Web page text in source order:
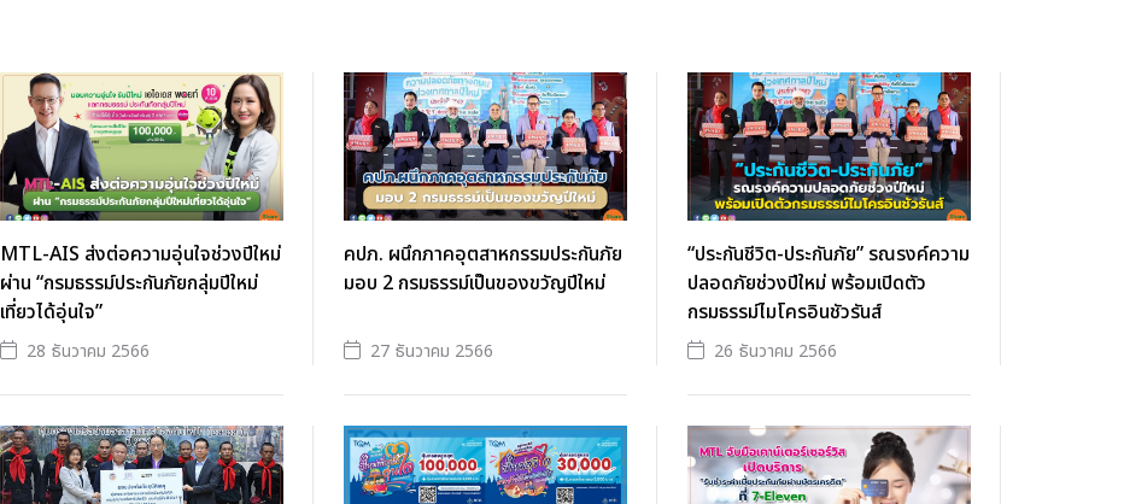
MTL-AIS ส่งต่อความอุ่นใจช่วงปีใหม่
ผ่าน “กรมธรรม์ประกันภัยกลุ่มปีใหม่
เที่ยวได้อุ่นใจ”
28 ธันวาคม 2566
คปภ. ผนึกภาคอุตสาหกรรมประกันภัย
มอบ 2 กรมธรรม์เป็นของขวัญปีใหม่
27 ธันวาคม 2566
“ประกันชีวิต-ประกันภัย” รณรงค์ความ
ปลอดภัยช่วงปีใหม่ พร้อมเปิดตัว
กรมธรรม์ไมโครอินชัวรันส์
26 ธันวาคม 2566